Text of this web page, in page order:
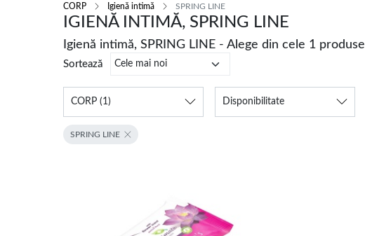
CORP Igienă intimă SPRING LINE
IGIENĂ INTIMĂ, SPRING LINE
Igienă intimă, SPRING LINE - Alege din cele 1 produse
Sortează
CORP (1) Disponibilitate
SPRING LINE